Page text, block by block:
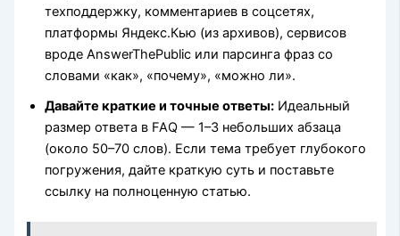
техподдержку, комментариев в соцсетях,
платформы Яндекс.Кью (из архивов), сервисов
вроде AnswerThePublic или парсинга фраз со
словами «как», «почему», «можно ли».
Давайте краткие и точные ответы: Идеальный
размер ответа в FAQ — 1–3 небольших абзаца
(около 50–70 слов). Если тема требует глубокого
погружения, дайте краткую суть и поставьте
ссылку на полноценную статью.